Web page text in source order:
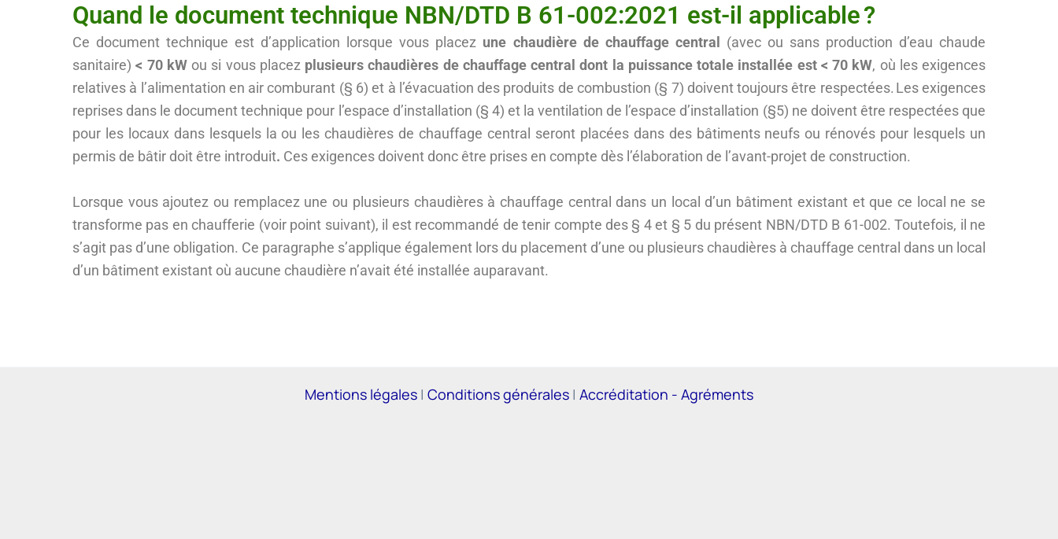
Quand le document technique NBN/DTD B 61-002:2021 est-il applicable ?
Ce document technique est d’application lorsque vous placez une chaudière de chauffage central (avec ou sans production d’eau chaude
sanitaire)< 70 kW ou si vous placez plusieurs chaudières de chauffage central dont la puissance totale installée est < 70 kW, où les exigences
relatives à l’alimentation en air comburant (§ 6) et à l’évacuation des produits de combustion (§ 7) doivent toujours être respectées. Les exigences
reprises dans le document technique pour l’espace d’installation (§ 4) et la ventilation de l’espace d’installation (§5) ne doivent être respectées que
pour les locaux dans lesquels la ou les chaudières de chauffage central seront placées dans des bâtiments neufs ou rénovés pour lesquels un
permis de bâtir doit être introduit. Ces exigences doivent donc être prises en compte dès l’élaboration de l’avant-projet de construction.
Lorsque vous ajoutez ou remplacez une ou plusieurs chaudières à chauffage central dans un local d’un bâtiment existant et que ce local ne se
transforme pas en chaufferie (voir point suivant), il est recommandé de tenir compte des § 4 et § 5 du présent NBN/DTD B 61-002. Toutefois, il ne
s’agit pas d’une obligation. Ce paragraphe s’applique également lors du placement d’une ou plusieurs chaudières à chauffage central dans un local
d’un bâtiment existant où aucune chaudière n’avait été installée auparavant.
Mentions légales | Conditions générales | Accréditation - Agréments